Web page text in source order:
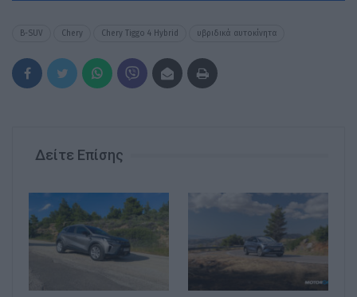
B-SUV Chery Chery Tiggo 4 Hybrid υβριδικά αυτοκίνητα
Δείτε Επίσης